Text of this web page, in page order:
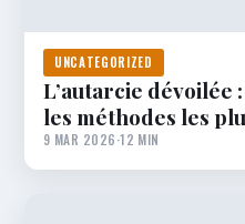
UNCATEGORIZED
L’autarcie
les méthodes les
9 MAR 2026·12 MIN